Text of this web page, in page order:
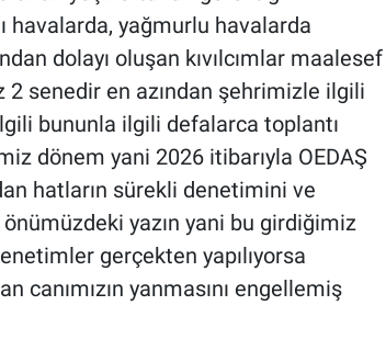
havalarda, yağmurlu havalarda
dolayı oluşan kıvılcımlar maalesef
2 senedir en azından şehrimizle ilgili
bununla ilgili defalarca toplantı
dönem yani 2026 itibarıyla OEDAŞ
hatların sürekli denetimini ve
yazın yani bu girdiğimiz
gerçekten yapılıyorsa
canımızın yanmasını engellemiş